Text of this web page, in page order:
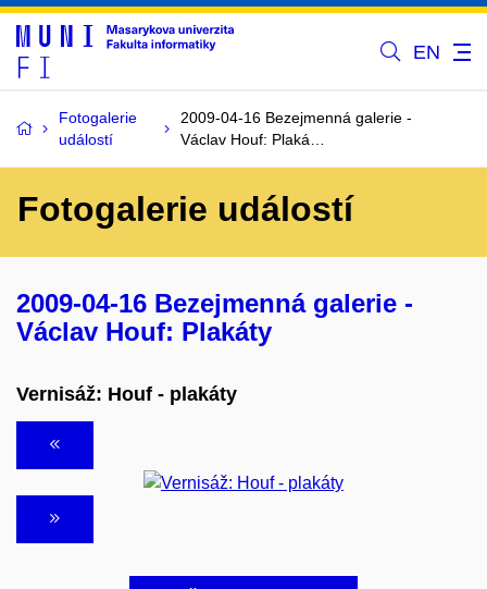
EN
Fotogalerie
událostí
2009-04-16 Bezejmenná galerie -
Václav Houf: Plaká…
Fotogalerie událostí
2009-04-16 Bezejmenná galerie -
Václav Houf: Plakáty
Vernisáž: Houf - plakáty